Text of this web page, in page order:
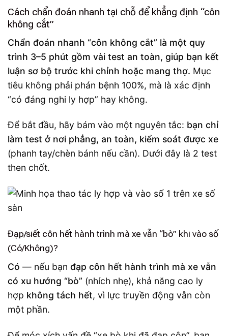
Cách chẩn đoán nhanh tại chỗ để khẳng định “côn
không cắt”
Chẩn đoán nhanh “côn không cắt” là một quy
trình 3–5 phút gồm vài test an toàn, giúp bạn kết
luận sơ bộ trước khi chỉnh hoặc mang thợ. Mục
tiêu không phải phán bệnh 100%, mà là xác định
“có đáng nghi ly hợp” hay không.
Để bắt đầu, hãy bám vào một nguyên tắc: bạn chỉ
làm test ở nơi phẳng, an toàn, kiểm soát được xe
(phanh tay/chèn bánh nếu cần). Dưới đây là 2 test
then chốt.
Đạp/siết côn hết hành trình mà xe vẫn “bò” khi vào số
(Có/Không)?
Có — nếu bạn đạp côn hết hành trình mà xe vẫn
có xu hướng “bò” (nhích nhẹ), khả năng cao ly
hợp không tách hết, vì lực truyền động vẫn còn
một phần.